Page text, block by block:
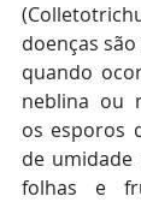
doenças
quando
neblina ou
os esporos
de
folhas e